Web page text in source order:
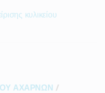
κυλικείου
ΑΧΑΡΝΩΝ /